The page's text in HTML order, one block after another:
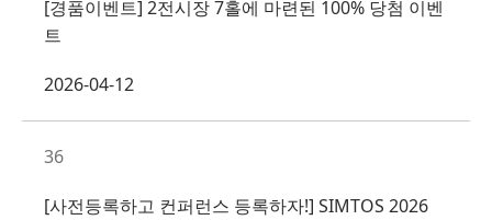
[경품이벤트] 2전시장 7홀에 마련된 100% 당첨 이벤
트
2026-04-12
36
[사전등록하고 컨퍼런스 등록하자!] SIMTOS 2026